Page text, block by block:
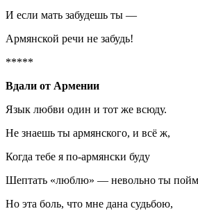
И если мать забудешь ты —
Армянской речи не забудь!
*****
Вдали от Армении
Язык любви один и тот же всюду.
Не знаешь ты армянского, и всё ж,
Когда тебе я по-армянски буду
Шептать «люблю» — невольно ты
Но эта боль, что мне дана судьбою,